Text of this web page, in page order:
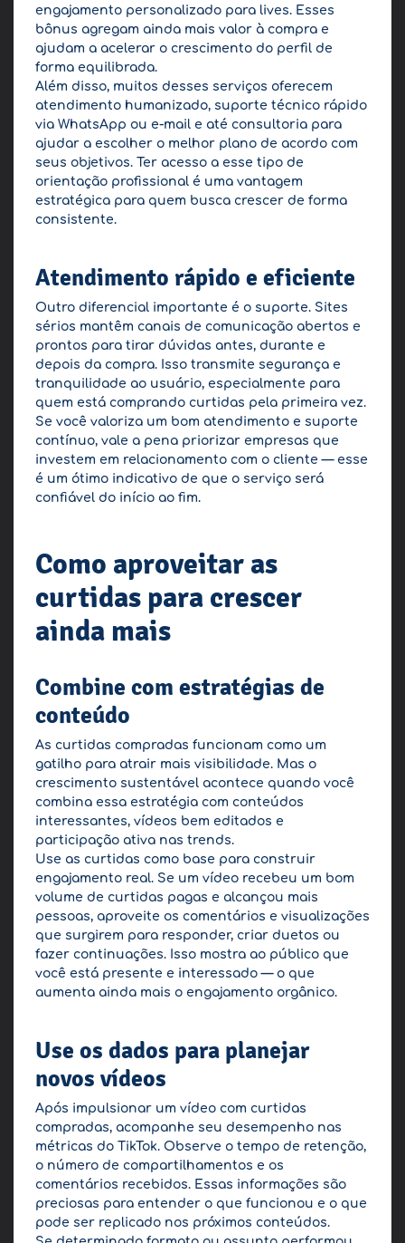
engajamento personalizado para lives. Esses
bônus agregam ainda mais valor à compra e
ajudam a acelerar o crescimento do perfil de
forma equilibrada.
Além disso, muitos desses serviços oferecem
atendimento humanizado, suporte técnico rápido
via WhatsApp ou e-mail e até consultoria para
ajudar a escolher o melhor plano de acordo com
seus objetivos. Ter acesso a esse tipo de
orientação profissional é uma vantagem
estratégica para quem busca crescer de forma
consistente.
Atendimento rápido e eficiente
Outro diferencial importante é o suporte. Sites
sérios mantêm canais de comunicação abertos e
prontos para tirar dúvidas antes, durante e
depois da compra. Isso transmite segurança e
tranquilidade ao usuário, especialmente para
quem está comprando curtidas pela primeira vez.
Se você valoriza um bom atendimento e suporte
contínuo, vale a pena priorizar empresas que
investem em relacionamento com o cliente — esse
é um ótimo indicativo de que o serviço será
confiável do início ao fim.
Como aproveitar as
curtidas para crescer
ainda mais
Combine com estratégias de
conteúdo
As curtidas compradas funcionam como um
gatilho para atrair mais visibilidade. Mas o
crescimento sustentável acontece quando você
combina essa estratégia com conteúdos
interessantes, vídeos bem editados e
participação ativa nas trends.
Use as curtidas como base para construir
engajamento real. Se um vídeo recebeu um bom
volume de curtidas pagas e alcançou mais
pessoas, aproveite os comentários e visualizações
que surgirem para responder, criar duetos ou
fazer continuações. Isso mostra ao público que
você está presente e interessado — o que
aumenta ainda mais o engajamento orgânico.
Use os dados para planejar
novos vídeos
Após impulsionar um vídeo com curtidas
compradas, acompanhe seu desempenho nas
métricas do TikTok. Observe o tempo de retenção,
o número de compartilhamentos e os
comentários recebidos. Essas informações são
preciosas para entender o que funcionou e o que
pode ser replicado nos próximos conteúdos.